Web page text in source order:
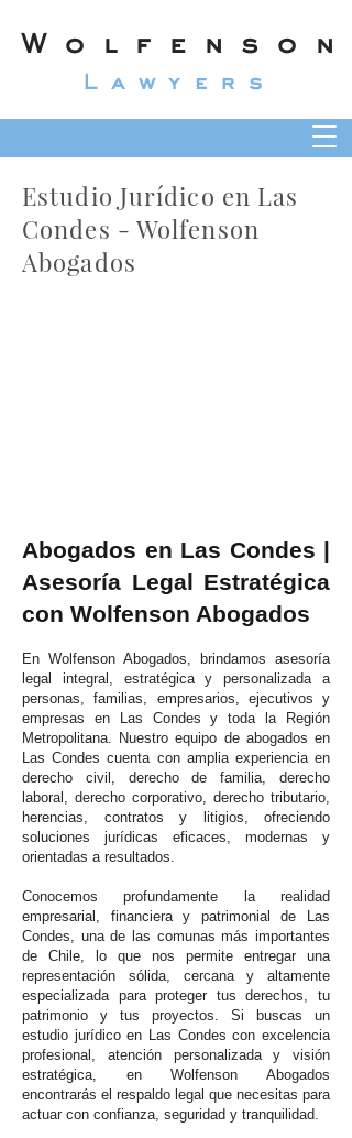
Wolfenson
Lawyers
Estudio Jurídico en Las
Condes - Wolfenson
Abogados
Abogados en Las Condes |
Asesoría Legal Estratégica
con Wolfenson Abogados
En Wolfenson Abogados, brindamos asesoría
legal integral, estratégica y personalizada a
personas, familias, empresarios, ejecutivos y
empresas en Las Condes y toda la Región
Metropolitana. Nuestro equipo de abogados en
Las Condes cuenta con amplia experiencia en
derecho civil, derecho de familia, derecho
laboral, derecho corporativo, derecho tributario,
herencias, contratos y litigios, ofreciendo
soluciones jurídicas eficaces, modernas y
orientadas a resultados.
Conocemos profundamente la realidad
empresarial, financiera y patrimonial de Las
Condes, una de las comunas más importantes
de Chile, lo que nos permite entregar una
representación sólida, cercana y altamente
especializada para proteger tus derechos, tu
patrimonio y tus proyectos. Si buscas un
estudio jurídico en Las Condes con excelencia
profesional, atención personalizada y visión
estratégica, en Wolfenson Abogados
encontrarás el respaldo legal que necesitas para
actuar con confianza, seguridad y tranquilidad.